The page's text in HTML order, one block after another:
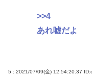
>>4
あれ嘘だよ
5 : 2021/07/09(金) 12:54:20.37